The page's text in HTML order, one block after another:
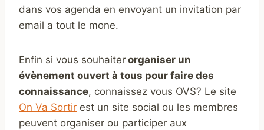
dans vos agenda en envoyant un invitation par
email a tout le mone.
Enfin si vous souhaiter organiser un
évènement ouvert à tous pour faire des
connaissance, connaissez vous OVS? Le site
On Va Sortir est un site social ou les membres
peuvent organiser ou participer aux